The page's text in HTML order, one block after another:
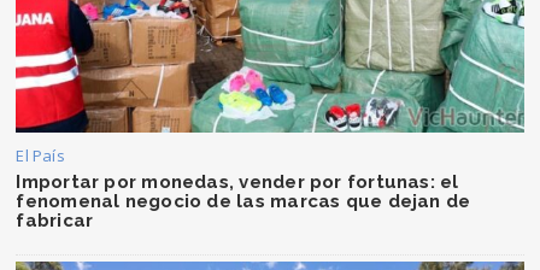
El País
Importar por monedas, vender por fortunas: el
fenomenal negocio de las marcas que dejan de
fabricar